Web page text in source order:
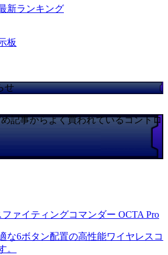
新ランキング
板
せ
め記事からよく買われているコントロ
ァイティングコマンダー OCTA Pro
な6ボタン配置の高性能ワイヤレスコ
。